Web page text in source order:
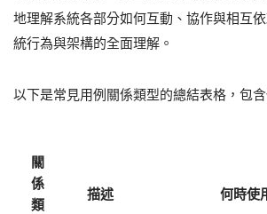
地理解系統各部分如何互動、協作與相互
統行為與架構的全面理解。
以下是常見用例關係類型的總結表格，包含
關
係
類
描述 何時使